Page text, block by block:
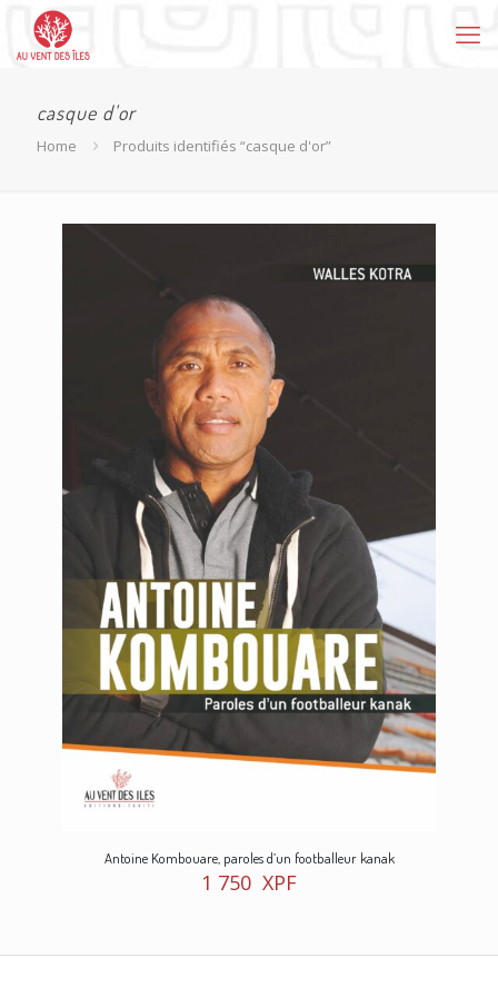
casque d'or
Home Produits identifiés “casque d'or”
Antoine Kombouare, paroles d’un footballeur kanak
1 750 XPF